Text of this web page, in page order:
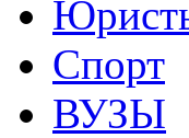
Спорт
ВУЗЫ